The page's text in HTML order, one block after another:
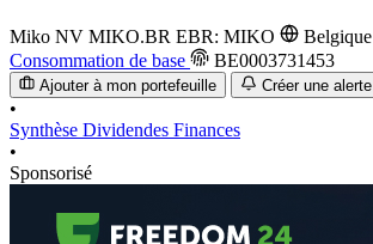
Miko NV MIKO.BR EBR: MIKO Belgique
Consommation de base
BE0003731453
Ajouter à mon portefeuille Créer une alerte
•
Synthèse Dividendes Finances
•
Sponsorisé